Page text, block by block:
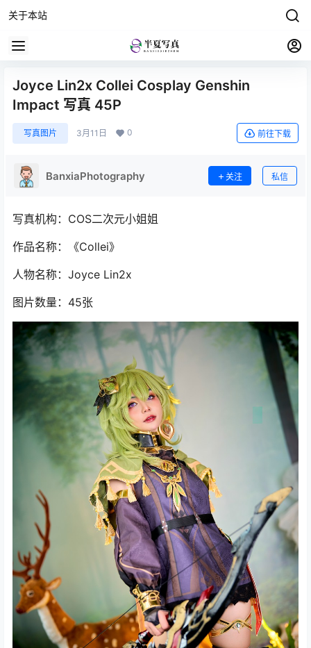
关于本站
Joyce Lin2x Collei Cosplay Genshin
Impact 写真 45P
写真图片 3月11日 0 前往下载
BanxiaPhotography 关注 私信
写真机构：COS二次元小姐姐
作品名称：《Collei》
人物名称：Joyce Lin2x
图片数量：45张